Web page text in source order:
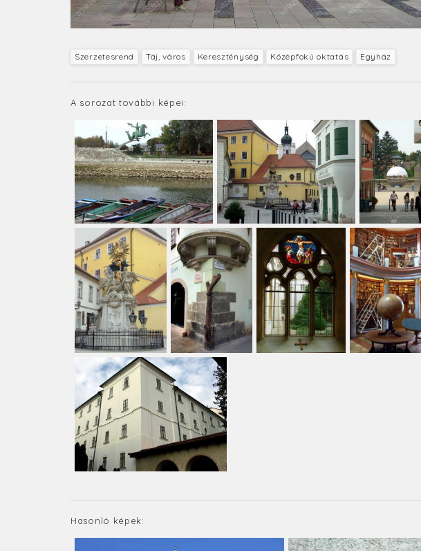
Szerzetesrend Táj, város Kereszténység Középfokú oktatás Egyház
A sorozat további képei:
Hasonló képek: